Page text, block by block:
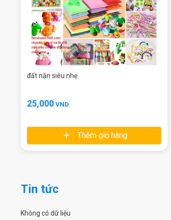
đất nặn siêu nhẹ
25,000VND
Thêm giỏ hàng
Tin tức
Không có dữ liệu